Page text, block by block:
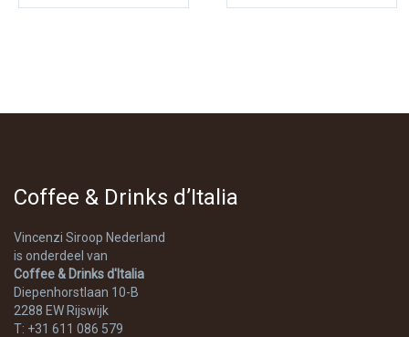
Coffee & Drinks d’Italia
Vincenzi Siroop Nederland
is onderdeel van
Coffee & Drinks d'Italia
Diepenhorstlaan 10-B
2288 EW Rijswijk
T: +31 611 086 579